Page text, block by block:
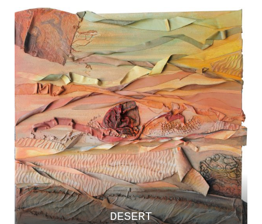
DESERT